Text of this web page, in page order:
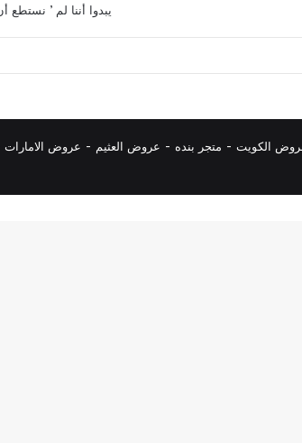
يبدوا أننا لم ’
الكويت - متجر بنده - عروض العثيم - عروض الامارات